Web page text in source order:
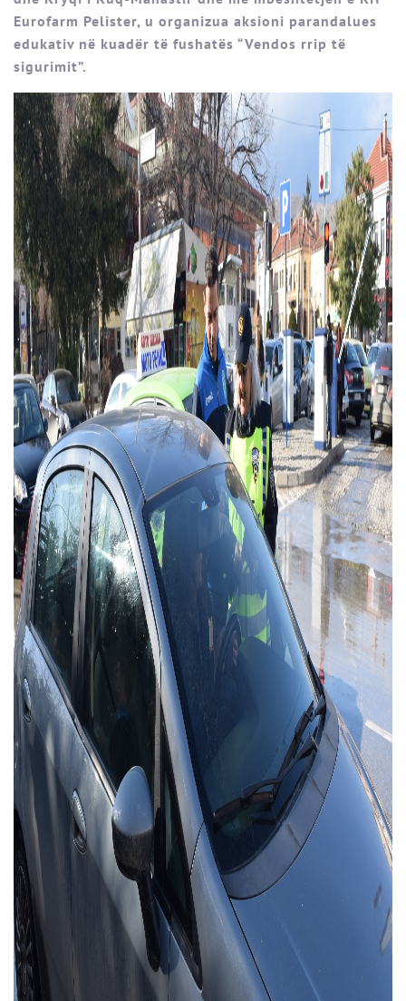
Eurofarm Pelister, u organizua aksioni parandalues
edukativ në kuadër të fushatës “Vendos rrip të
sigurimit”.